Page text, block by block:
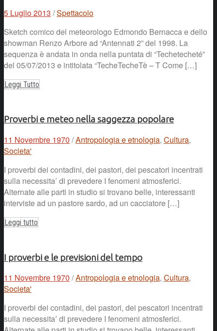
5 Luglio 2013 /Spettacolo
Sketch comico del meteorologo Edmondo Bernacca e dello
showman Renzo Arbore ad “Antennati 2” del 1998. La
sequenza è andata in onda nella puntata di “Techetecheté”
del 05/07/2013 e intitolata “TecheTecheTè – T Come […]
Leggi Tutto
Proverbi e meteo nella saggezza popolare
11 Novembre 1970 /Antropologia e etnologia, Cultura,
Societa'
I proverbi dei contadini, dei pastori, dei pescatori incentrati
sulla necessita’ di prevedere I fenomeni atmosferici.
Alternate alle parti in studio si trovano belle, interessanti
interviste ad un pastore sardo, ad un cacciatore […]
Leggi tutto
I proverbi e le previsioni del tempo
11 Novembre 1970 /Antropologia e etnologia, Cultura,
Societa'
I proverbi dei contadini, dei pastori, dei pescatori incentrati
sulla necessita’ di prevedere I fenomeni atmosferici.